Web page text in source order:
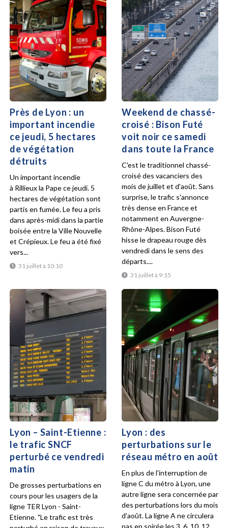
Près de Lyon : un
important incendie
ce jeudi, 5 hectares
de végétation
détruits
31 juillet à 10:10
Un important incendie
à Rillieux la Pape ce jeudi. 5
hectares de végétation sont
partis en fumée. Le feu a pris
dans après-midi dans la partie
boisée entre la Ville Nouvelle
et Crépieux. Le feu a été fixé
vers...
Weekend de chassé-
croisé : Bison Futé
voit noir ce samedi
dans toute la France
31 juillet à 9:15
C'est le traditionnel chassé-
croisé des vacanciers des
mois de juillet et d'août. Sans
surprise, le trafic s'annonce
très dense en France et
notamment en Auvergne-
Rhône-Alpes. Bison Futé
hisse le drapeau rouge dès
vendredi dans le sens des
départs....
Lyon – Saint-Etienne :
le trafic SNCF
perturbé ce vendredi
matin
De grosses perturbations en
cours pour les usagers de la
ligne TER Lyon - Saint-
Etienne. "Le trafic est très
Lyon : des
perturbations sur le
réseau métro en août
En plus de l'interruption de
ligne C du métro à Lyon, une
autre ligne sera concernée par
des perturbations lors du mois
d'août. La ligne A ne circulera
pas en soirée les 3, 6, 10, 12,